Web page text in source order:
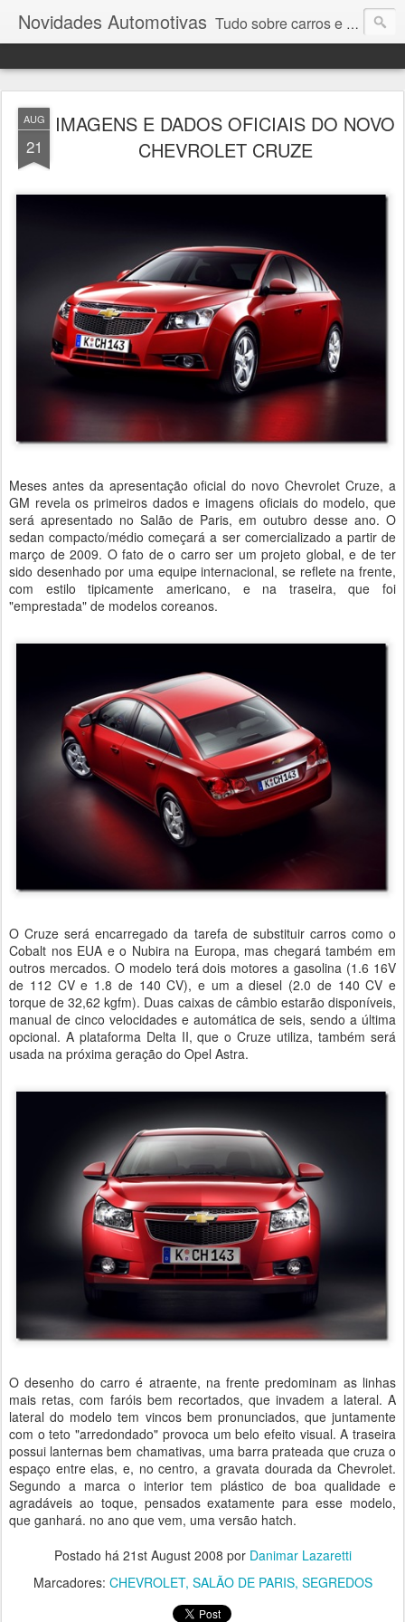
Novidades Automotivas Tudo sobre carros e motores
AUG
21
IMAGENS E DADOS OFICIAIS DO NOVO
CHEVROLET CRUZE
Meses antes da apresentação oficial do novo Chevrolet Cruze, a
GM revela os primeiros dados e imagens oficiais do modelo, que
será apresentado no Salão de Paris, em outubro desse ano. O
sedan compacto/médio começará a ser comercializado a partir de
março de 2009. O fato de o carro ser um projeto global, e de ter
sido desenhado por uma equipe internacional, se reflete na frente,
com estilo tipicamente americano, e na traseira, que foi
"emprestada" de modelos coreanos.
O Cruze será encarregado da tarefa de substituir carros como o
Cobalt nos EUA e o Nubira na Europa, mas chegará também em
outros mercados. O modelo terá dois motores a gasolina (1.6 16V
de 112 CV e 1.8 de 140 CV), e um a diesel (2.0 de 140 CV e
torque de 32,62 kgfm). Duas caixas de câmbio estarão disponíveis,
manual de cinco velocidades e automática de seis, sendo a última
opcional. A plataforma Delta II, que o Cruze utiliza, também será
usada na próxima geração do Opel Astra.
O desenho do carro é atraente, na frente predominam as linhas
mais retas, com faróis bem recortados, que invadem a lateral. A
lateral do modelo tem vincos bem pronunciados, que juntamente
com o teto "arredondado" provoca um belo efeito visual. A traseira
possui lanternas bem chamativas, uma barra prateada que cruza o
espaço entre elas, e, no centro, a gravata dourada da Chevrolet.
Segundo a marca o interior tem plástico de boa qualidade e
agradáveis ao toque, pensados exatamente para esse modelo,
que ganhará. no ano que vem, uma versão hatch.
Postado há 21st August 2008 por Danimar Lazaretti
Marcadores: CHEVROLET SALÃO DE PARIS SEGREDOS